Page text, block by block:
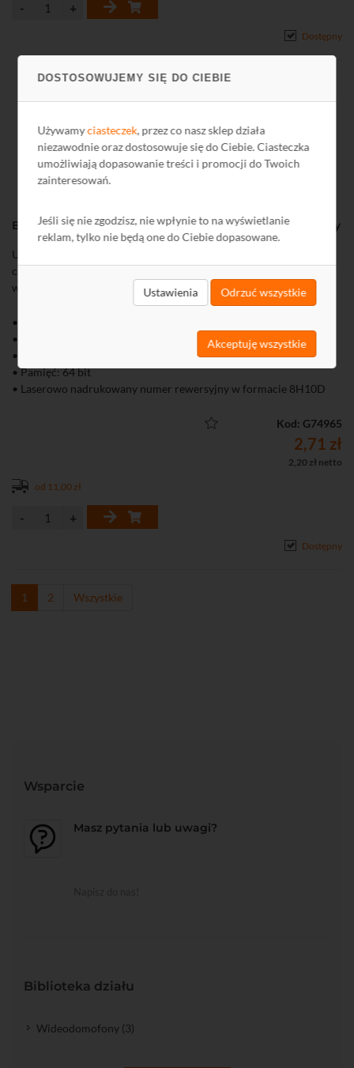
DOSTOSOWUJEMY SIĘ DO CIEBIE
Używamyciasteczek, przez co nasz sklep działa
niezawodnie oraz dostosowuje się do Ciebie. Ciasteczka
umożliwiają dopasowanie treści i promocji do Twoich
zainteresowań.
Jeśli się nie zgodzisz, nie wpłynie to na wyświetlanie
reklam, tylko nie będą one do Ciebie dopasowane.
Ustawienia Odrzuć wszystkie
Akceptuję wszystkie
Dostępny
Brelok zbliżeniowy S303BNR-BK Mifare 13,56 MHz - czarny
Uniwersalny brelok zbliżeniowy w standardzie Mifare 13,56 MHz
charakteryzujący się eleganckim wyglądem i niewielkimi
wymiarami.
• Częstotliwość pracy: 13,56 MHz
• Standard: MIFARE
• Pamięć: 1 kB
• Pamięć: 64 bit
• Laserowo nadrukowany numer rewersyjny w formacie 8H10D
Kod: G74965
2,71 zł
2,20 zł netto
od 11,00 zł
Dostępny
1 2 Wszystkie
Wsparcie
Masz pytania lub uwagi?
Biblioteka działu
Wideodomofony (3)